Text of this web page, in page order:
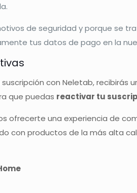
de seguridad y porque se
tus datos de pago en la
con Neletab, recibirás
que puedas reactivar tu
ofrecerte una experiencia de
con productos de la más alta